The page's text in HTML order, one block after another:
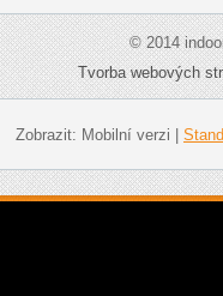
© 2014
Tvorba webových
Zobrazit: Mobilní verzi